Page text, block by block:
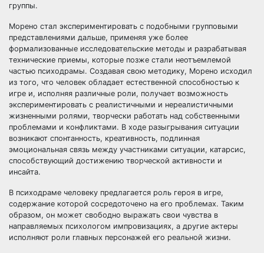
группы.
Морено стал экспериментировать с подобными групповыми
представлениями дальше, применяя уже более
формализованные исследовательские методы и разрабатывая
технические приемы, которые позже стали неотъемлемой
частью психодрамы. Создавая свою методику, Морено исходил
из того, что человек обладает естественной способностью к
игре и, исполняя различные роли, получает возможность
экспериментировать с реалистичными и нереалистичными
жизненными ролями, творчески работать над собственными
проблемами и конфликтами. В ходе разыгрывания ситуации
возникают спонтанность, креативность, подлинная
эмоциональная связь между участниками ситуации, катарсис,
способствующий достижению творческой активности и
инсайта.
В психодраме человеку предлагается роль героя в игре,
содержание которой сосредоточено на его проблемах. Таким
образом, он может свободно выражать свои чувства в
направляемых психологом импровизациях, а другие актеры
исполняют роли главных персонажей его реальной жизни.